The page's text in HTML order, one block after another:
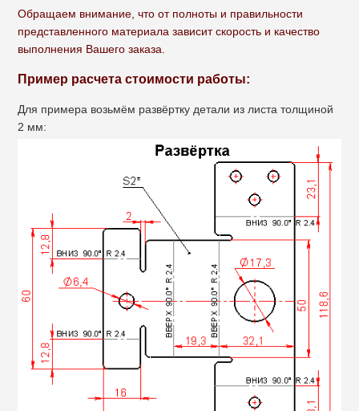
Обращаем внимание, что от полноты и правильности
представленного материала зависит скорость и качество
выполнения Вашего заказа.
Пример расчета стоимости работы:
Для примера возьмём развёртку детали из листа толщиной
2 мм: